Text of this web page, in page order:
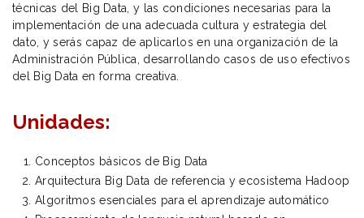
técnicas del Big Data, y las condiciones necesarias para la
implementación de una adecuada cultura y estrategia del
dato, y serás capaz de aplicarlos en una organización de la
Administración Pública, desarrollando casos de uso efectivos
del Big Data en forma creativa.
Unidades:
Conceptos básicos de Big Data
Arquitectura Big Data de referencia y ecosistema Hadoop
Algoritmos esenciales para el aprendizaje automático